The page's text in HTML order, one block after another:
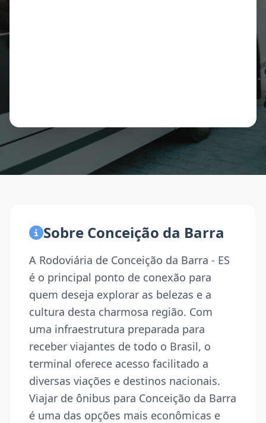
Sobre Conceição da Barra
A Rodoviária de Conceição da Barra - ES
é o principal ponto de conexão para
quem deseja explorar as belezas e a
cultura desta charmosa região. Com
uma infraestrutura preparada para
receber viajantes de todo o Brasil, o
terminal oferece acesso facilitado a
diversas viações e destinos nacionais.
Viajar de ônibus para Conceição da Barra
é uma das opções mais econômicas e